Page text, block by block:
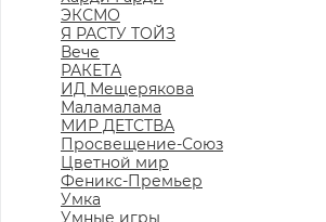
ЭКСМО
Я РАСТУ ТОЙЗ
Вече
РАКЕТА
ИД Мещерякова
Маламалама
МИР ДЕТСТВА
Просвещение-Союз
Цветной мир
Феникс-Премьер
Умка
Умные игры